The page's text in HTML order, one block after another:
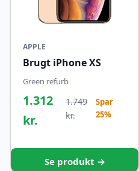
APPLE
Brugt iPhone XS
Green refurb
1.312
kr.
1.749
kr.
Spar
25%
Se produkt →